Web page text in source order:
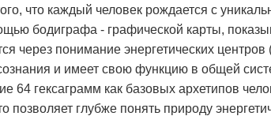
что каждый человек рождается с
бодиграфа - графической карты,
через понимание энергетических
и имеет свою функцию в общей
64 гексаграмм как базовых архетипов
глубже понять природу